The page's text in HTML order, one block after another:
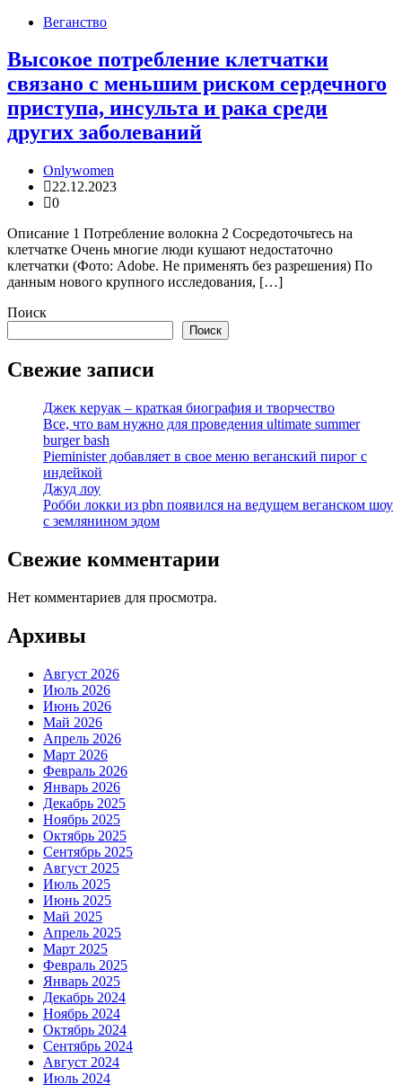
Веганство
Высокое потребление клетчатки
связано с меньшим риском сердечного
приступа, инсульта и рака среди
других заболеваний
Onlywomen
22.12.2023
0
Описание 1 Потребление волокна 2 Сосредоточьтесь на
клетчатке Очень многие люди кушают недостаточно
клетчатки (Фото: Adobe. Не применять без разрешения) По
данным нового крупного исследования, […]
Поиск
Поиск
Свежие записи
Джек керуак – краткая биография и творчество
Все, что вам нужно для проведения ultimate summer
burger bash
Pieminister добавляет в свое меню веганский пирог с
индейкой
Джуд лоу
Робби локки из pbn появился на ведущем веганском шоу
с землянином эдом
Свежие комментарии
Нет комментариев для просмотра.
Архивы
Август 2026
Июль 2026
Июнь 2026
Май 2026
Апрель 2026
Март 2026
Февраль 2026
Январь 2026
Декабрь 2025
Ноябрь 2025
Октябрь 2025
Сентябрь 2025
Август 2025
Июль 2025
Июнь 2025
Май 2025
Апрель 2025
Март 2025
Февраль 2025
Январь 2025
Декабрь 2024
Ноябрь 2024
Октябрь 2024
Сентябрь 2024
Август 2024
Июль 2024